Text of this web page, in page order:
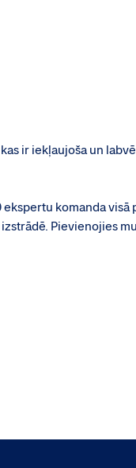
ir iekļaujoša un
komanda visā
Pievienojies